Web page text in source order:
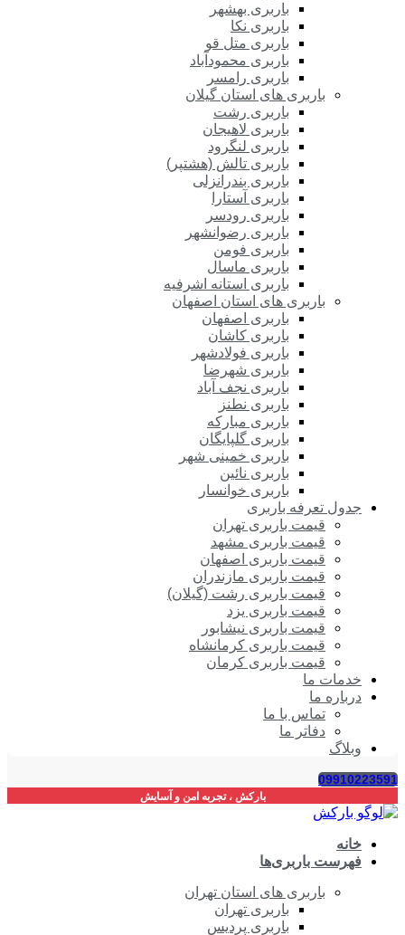
باربری بهشهر
باربری نکا
باربری متل قو
باربری محمودآباد
باربری رامسر
باربری های استان گیلان
باربری رشت
باربری لاهیجان
باربری لنگرود
باربری تالش (هشتپر)
باربری بندرانزلی
باربری آستارا
باربری رودسر
باربری رضوانشهر
باربری فومن
باربری ماسال
باربری استانه اشرفیه
باربری های استان اصفهان
باربری اصفهان
باربری کاشان
باربری فولادشهر
باربری شهرضا
باربری نجف آباد
باربری نطنز
باربری مبارکه
باربری گلپایگان
باربری خمینی شهر
باربری نائین
باربری خوانسار
جدول تعرفه باربری
قیمت باربری تهران
قیمت باربری مشهد
قیمت باربری اصفهان
قیمت باربری مازندران
قیمت باربری رشت (گیلان)
قیمت باربری یزد
قیمت باربری نیشابور
قیمت باربری کرمانشاه
قیمت باربری کرمان
خدمات ما
درباره ما
تماس با ما
دفاتر ما
وبلاگ
09910223591
بارکش ، تجربه امن و آسایش
خانه
فهرست باربری‌ها
باربری های استان تهران
باربری تهران
باربری پردیس